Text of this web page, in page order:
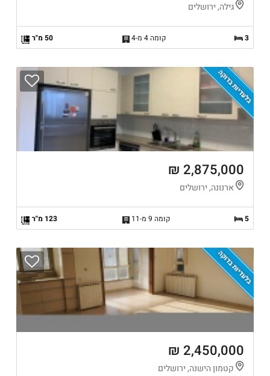
גילה, ירושלים
3 קומה 4 מ-4 50 מ"ר
בלעדיות בדוקה
2,875,000 ₪
ארנונה, ירושלים
5 קומה 9 מ-11 123 מ"ר
בלעדיות בדוקה
2,450,000 ₪
קטמון הישנה, ירושלים